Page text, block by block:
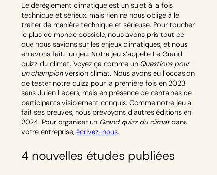
Le dérèglement climatique est un sujet à la fois
technique et sérieux, mais rien ne nous oblige à le
traiter de manière technique et sérieuse. Pour toucher
le plus de monde possible, nous avons pris tout ce
que nous savions sur les enjeux climatiques, et nous
en avons fait… un jeu. Notre jeu s’appelle Le Grand
quizz du climat. Voyez ça comme un Questions pour
un championversion climat. Nous avons eu l’occasion
de tester notre quizz pour la première fois en 2023,
sans Julien Lepers, mais en présence de centaines de
participants visiblement conquis. Comme notre jeu a
fait ses preuves, nous prévoyons d’autres éditions en
2024. Pour organiser un Grand quizz du climatdans
votre entreprise, écrivez-nous.
4 nouvelles études publiées